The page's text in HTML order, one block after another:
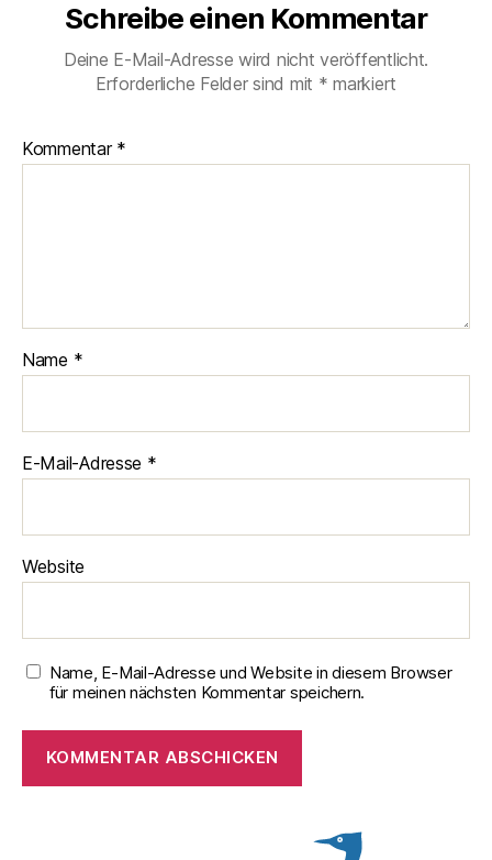
Schreibe einen Kommentar
Deine E-Mail-Adresse wird nicht veröffentlicht.
Erforderliche Felder sind mit * markiert
Kommentar *
Name *
E-Mail-Adresse *
Website
Name, E-Mail-Adresse und Website in diesem Browser
für meinen nächsten Kommentar speichern.